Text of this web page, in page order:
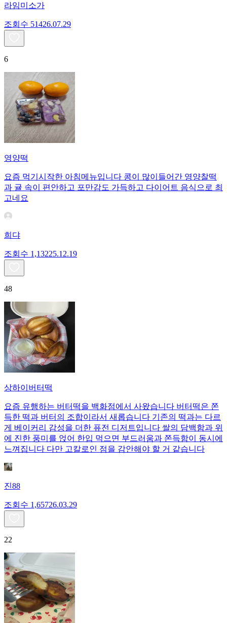
라임미소가
조회수 51426.07.29
6
영양떡
요즘 먹기시작한 아침메뉴입니다 콩이 많이들어간 영양찰떡
과 귤 속이 편안하고 포만감도 가득하고 다이어트 음식으로 최
고네요
희댜
조회수 1,13225.12.19
48
상하이버터떡
요즘 유행하는 버터떡을 백화점에서 사왔습니다 버터떡은 쫀
득한 떡과 버터의 조합이라서 새롭습니다 기존의 떡과는 다르
게 베이커리 감성을 더한 퓨전 디저트입니다 쌀의 담백함과 위
에 진한 풍미를 얹어 한입 먹으면 부드러움과 쫀득함이 동시에
느껴집니다 다만 고칼로인 점을 감안해야 할 거 같습니다
진88
조회수 1,65726.03.29
22